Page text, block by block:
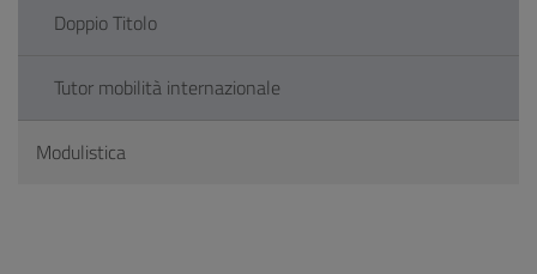
Doppio Titolo
Tutor mobilità internazionale
Modulistica